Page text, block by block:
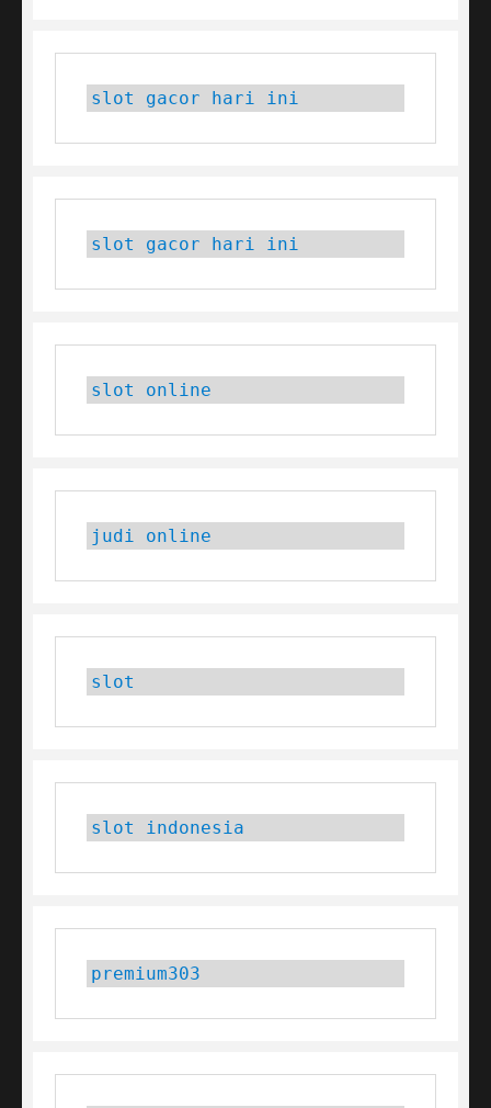
slot gacor hari ini
slot gacor hari ini
slot online
judi online
slot
slot indonesia
premium303